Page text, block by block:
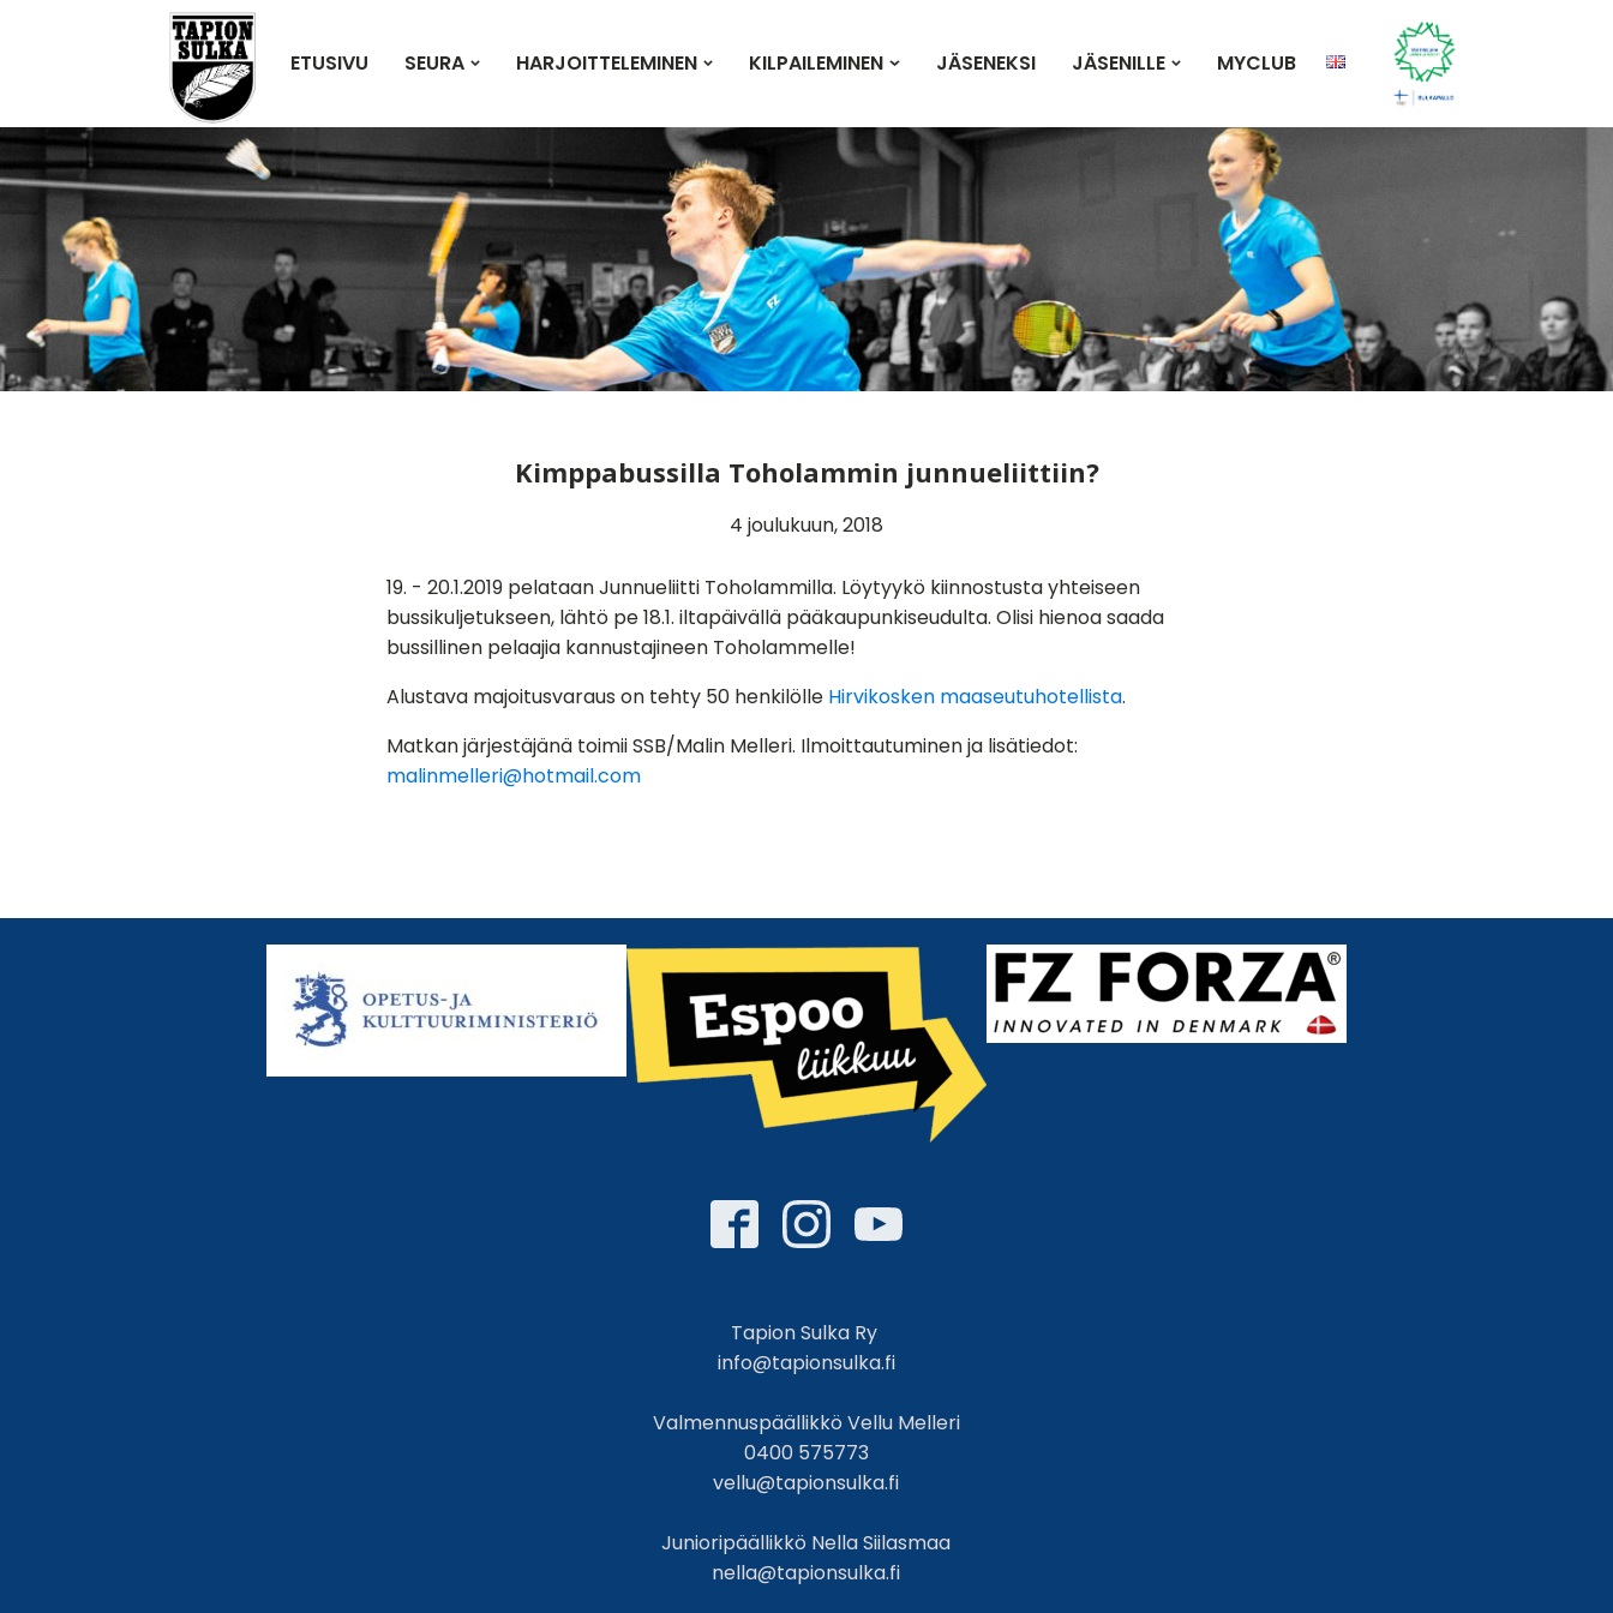
ETUSIVU SEURA HARJOITTELEMINEN KILPAILEMINEN JÄSENEKSI JÄSENILLE MYCLUB
Kimppabussilla Toholammin junnueliittiin?
4 joulukuun, 2018
19. - 20.1.2019 pelataan Junnueliitti Toholammilla. Löytyykö kiinnostusta yhteiseen
bussikuljetukseen, lähtö pe 18.1. iltapäivällä pääkaupunkiseudulta. Olisi hienoa saada
bussillinen pelaajia kannustajineen Toholammelle!
Alustava majoitusvaraus on tehty 50 henkilölle Hirvikosken maaseutuhotellista.
Matkan järjestäjänä toimii SSB/Malin Melleri. Ilmoittautuminen ja lisätiedot:
malinmelleri@hotmail.com
Tapion Sulka Ry
info@tapionsulka.fi
Valmennuspäällikkö Vellu Melleri
0400 575773
vellu@tapionsulka.fi
Junioripäällikkö Nella Siilasmaa
nella@tapionsulka.fi